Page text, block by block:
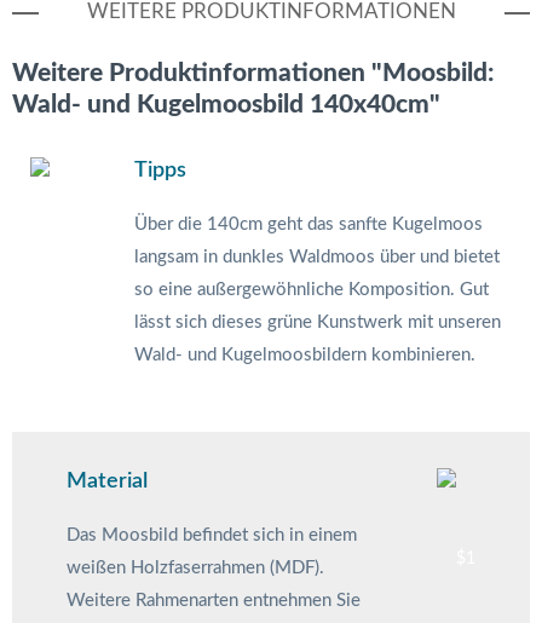
WEITERE PRODUKTINFORMATIONEN
Weitere Produktinformationen "Moosbild:
Wald- und Kugelmoosbild 140x40cm"
Tipps
Über die 140cm geht das sanfte Kugelmoos
langsam in dunkles Waldmoos über und bietet
so eine außergewöhnliche Komposition. Gut
lässt sich dieses grüne Kunstwerk mit unseren
Wald- und Kugelmoosbildern kombinieren.
Material
Das Moosbild befindet sich in einem
weißen Holzfaserrahmen (MDF).
Weitere Rahmenarten entnehmen Sie